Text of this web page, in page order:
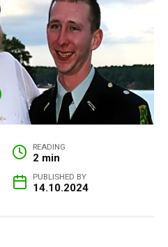
READING
2 min
PUBLISHED BY
14.10.2024